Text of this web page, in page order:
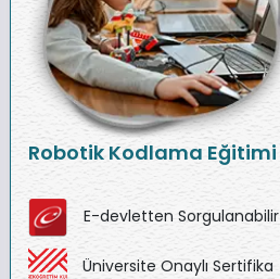
Robotik Kodlama Eğitimi
E-devletten Sorgulanabilir
Üniversite Onaylı Sertifika